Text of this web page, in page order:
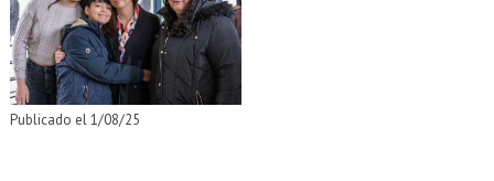
Publicado el 1/08/25